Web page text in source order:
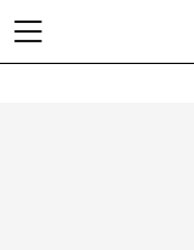
Changing this current